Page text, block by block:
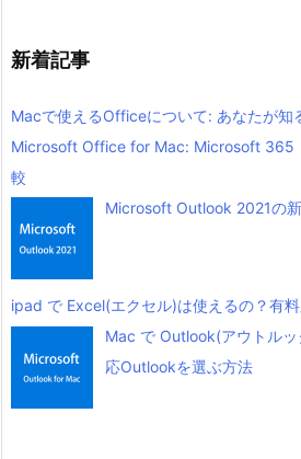
新着記事
Macで使えるOfficeについて: あなたが知
Microsoft Office for Mac: Microsoft 365
較
Microsoft Outlook 2021の
ipad で Excel(エクセル)は使えるの？有
Mac で Outlook(アウトル
応Outlookを選ぶ方法